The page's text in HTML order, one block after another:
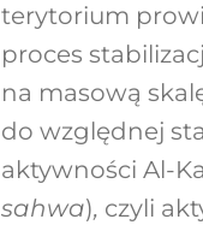
terytorium
proces
na masową
do względnej
aktywności Al-
sahwa), czyli